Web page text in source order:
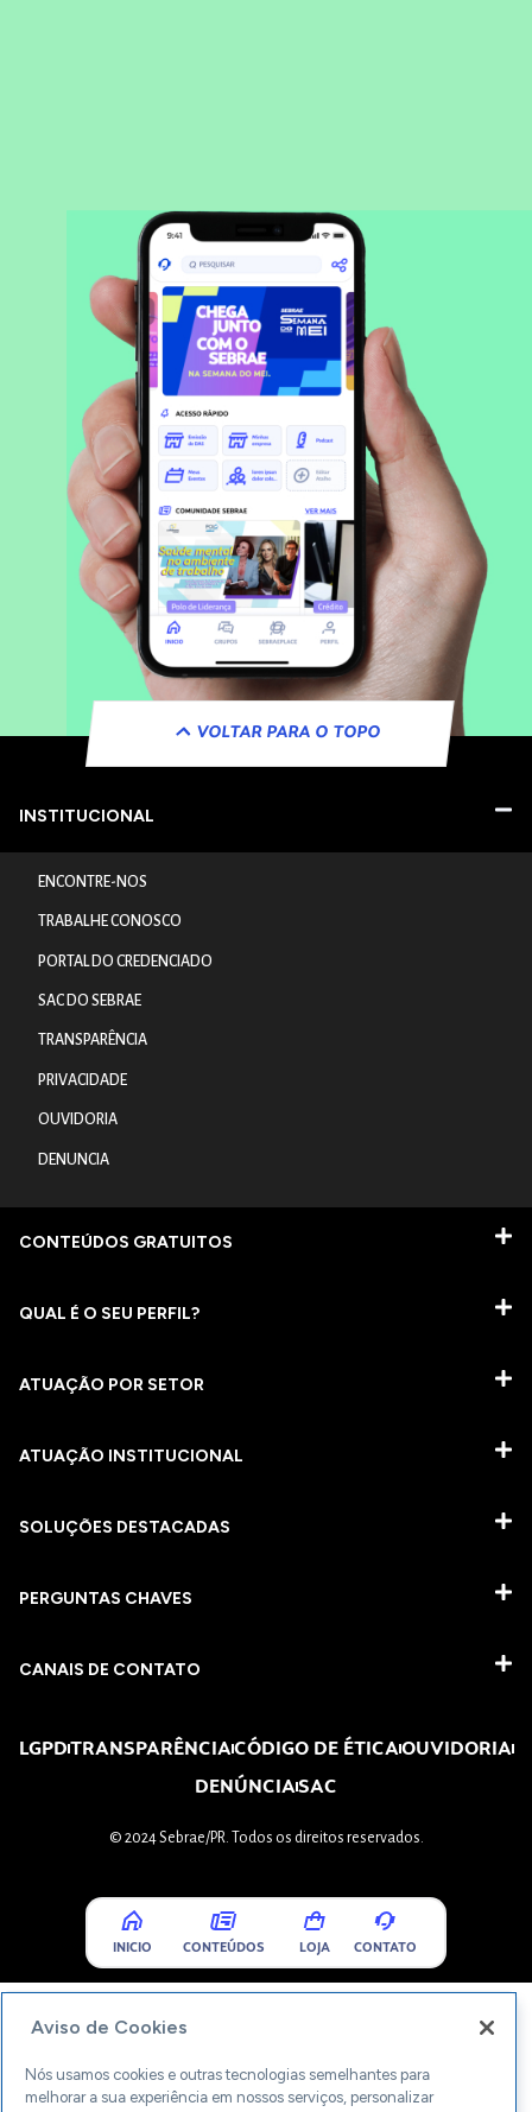
VOLTAR PARA O TOPO
INSTITUCIONAL
ENCONTRE-NOS
TRABALHE CONOSCO
PORTAL DO CREDENCIADO
SAC DO SEBRAE
TRANSPARÊNCIA
PRIVACIDADE
OUVIDORIA
DENUNCIA
CONTEÚDOS GRATUITOS
QUAL É O SEU PERFIL?
ATUAÇÃO POR SETOR
ATUAÇÃO INSTITUCIONAL
SOLUÇÕES DESTACADAS
PERGUNTAS CHAVES​
CANAIS DE CONTATO
LGPDTRANSPARÊNCIACÓDIGO DE ÉTICAOUVIDORIA
DENÚNCIASAC
© 2024 Sebrae/PR. Todos os direitos reservados.
INICIO CONTEÚDOS LOJA CONTATO
Aviso de Cookies
Nós usamos cookies e outras tecnologias semelhantes para
melhorar a sua experiência em nossos serviços, personalizar